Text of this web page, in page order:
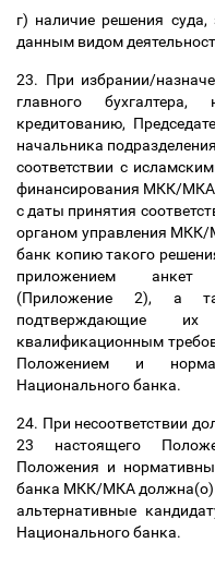
г) наличие решения
данным видом
23. При избрании/
главного бухгалтера,
кредитованию,
начальника
соответствии с
финансирования МКК/МКА
с даты принятия
органом управления
банк копию такого
приложением анкет
(Приложение 2), а
подтверждающие их
квалификационным
Положением и
Национального банка.
24. При несоответствии
23 настоящего
Положения и
банка МКК/МКА должна(о)
альтернативные
Национального банка.